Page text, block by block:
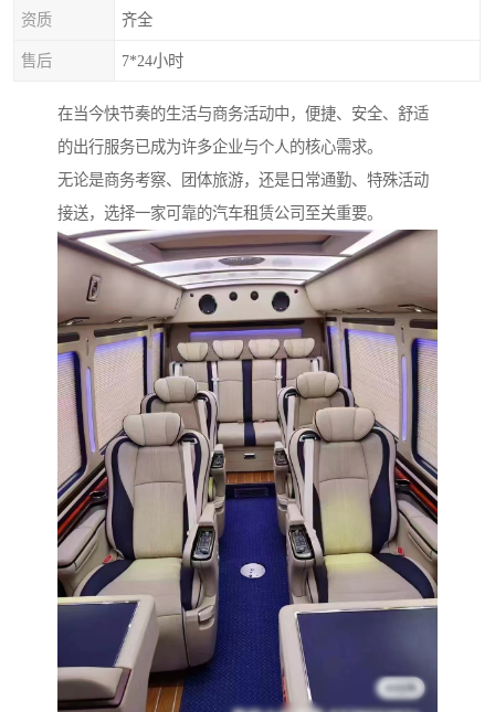
资质 齐全
售后 7*24小时
在当今快节奏的生活与商务活动中，便捷、安全、舒适
的出行服务已成为许多企业与个人的核心需求。
无论是商务考察、团体旅游，还是日常通勤、特殊活动
接送，选择一家可靠的汽车租赁公司至关重要。